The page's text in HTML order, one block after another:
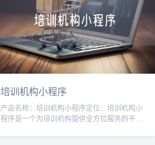
培训机构小程序
产品名称：培训机构小程序定位：培训机构小
程序是一个为培训机构提供全方位服务的平